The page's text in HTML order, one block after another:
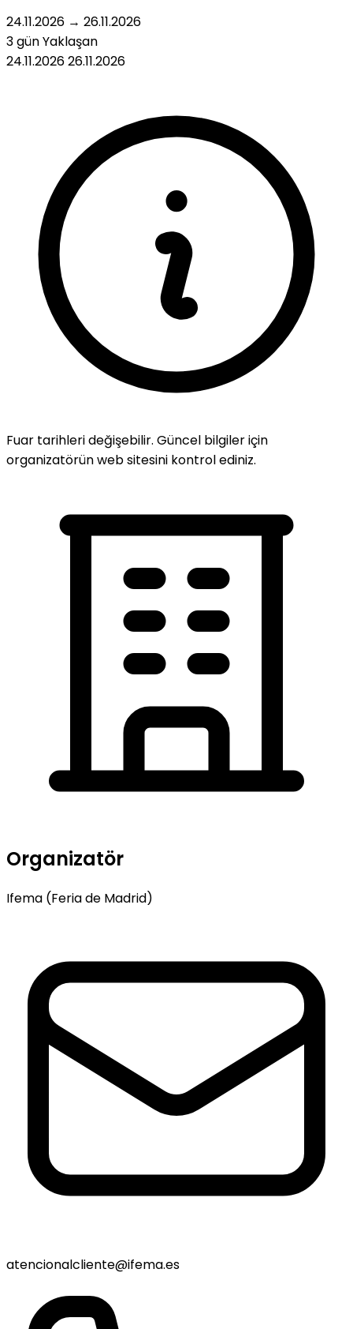
24.11.2026 → 26.11.2026
3 günYaklaşan
24.11.202626.11.2026
Fuar tarihleri değişebilir. Güncel bilgiler için
organizatörün web sitesini kontrol ediniz.
Organizatör
Ifema (Feria de Madrid)
atencionalcliente@ifema.es